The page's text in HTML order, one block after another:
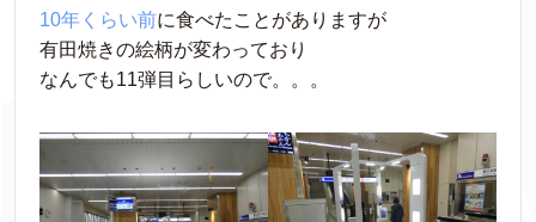
10年くらい前に食べたことがありますが
有田焼きの絵柄が変わっており
なんでも11弾目らしいので。。。